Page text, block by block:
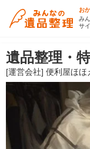
お
み
サ
遺品整理・
[運営会社] 便利屋ほほ